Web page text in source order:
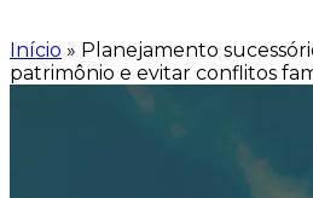
Início » Planejamento
patrimônio e evitar conflitos